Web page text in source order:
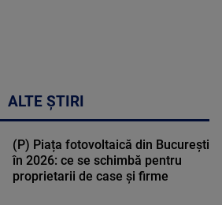
ALTE ȘTIRI
(P) Piața fotovoltaică din București
în 2026: ce se schimbă pentru
proprietarii de case și firme